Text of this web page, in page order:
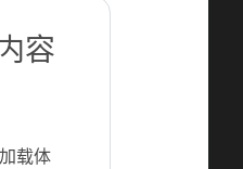
容
载体